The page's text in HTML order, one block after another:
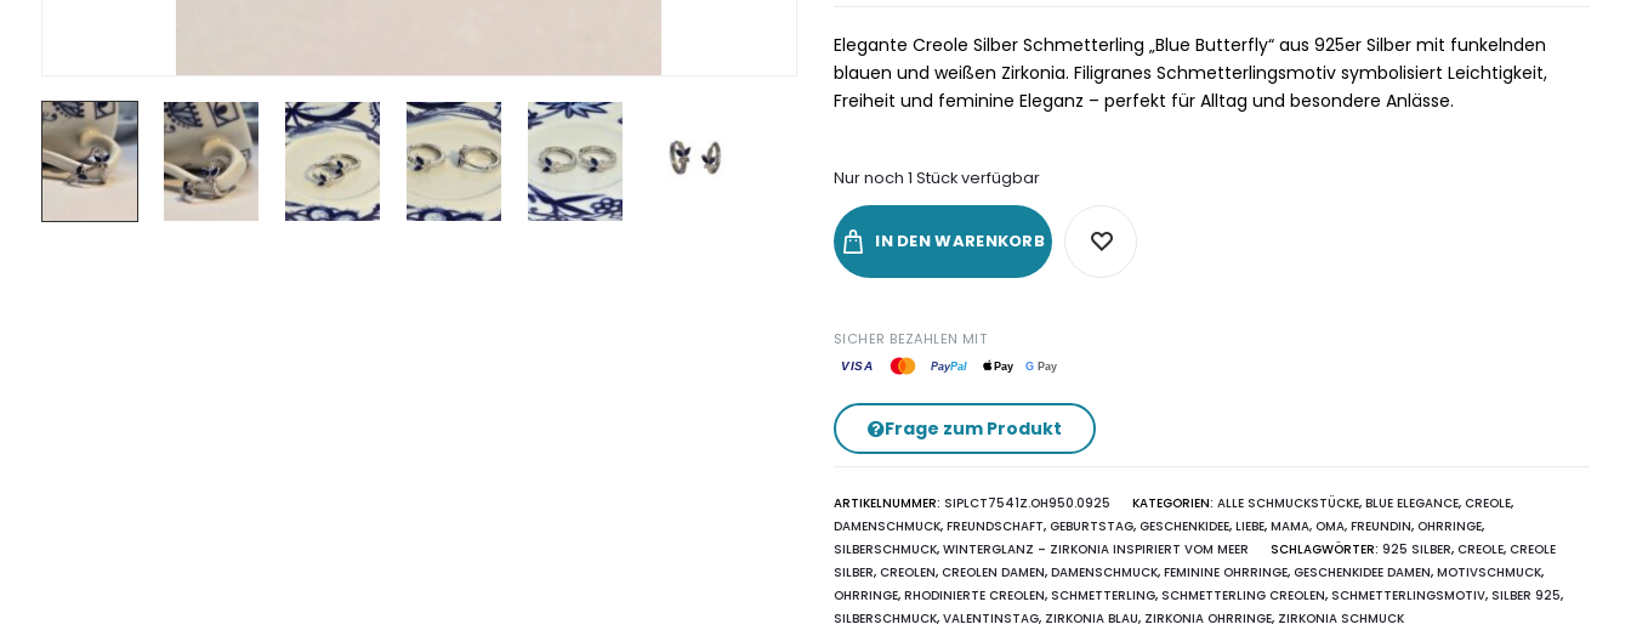
Elegante Creole Silber Schmetterling „Blue Butterfly“ aus 925er Silber mit funkelnden
blauen und weißen Zirkonia. Filigranes Schmetterlingsmotiv symbolisiert Leichtigkeit,
Freiheit und feminine Eleganz – perfekt für Alltag und besondere Anlässe.
Nur noch 1 Stück verfügbar
IN DEN WARENKORB
SICHER BEZAHLEN MIT
VISA PayPal Pay GPay
Frage zum Produkt
ARTIKELNUMMER: SIPLCT7541Z.OH950.0925 KATEGORIEN: ALLE SCHMUCKSTÜCKE, BLUE ELEGANCE, CREOLE,
DAMENSCHMUCK, FREUNDSCHAFT, GEBURTSTAG, GESCHENKIDEE, LIEBE, MAMA, OMA, FREUNDIN, OHRRINGE,
SILBERSCHMUCK, WINTERGLANZ – ZIRKONIA INSPIRIERT VOM MEER SCHLAGWÖRTER: 925 SILBER, CREOLE, CREOLE
SILBER, CREOLEN, CREOLEN DAMEN, DAMENSCHMUCK, FEMININE OHRRINGE, GESCHENKIDEE DAMEN, MOTIVSCHMUCK,
OHRRINGE, RHODINIERTE CREOLEN, SCHMETTERLING, SCHMETTERLING CREOLEN, SCHMETTERLINGSMOTIV, SILBER 925,
SILBERSCHMUCK, VALENTINSTAG, ZIRKONIA BLAU, ZIRKONIA OHRRINGE, ZIRKONIA SCHMUCK